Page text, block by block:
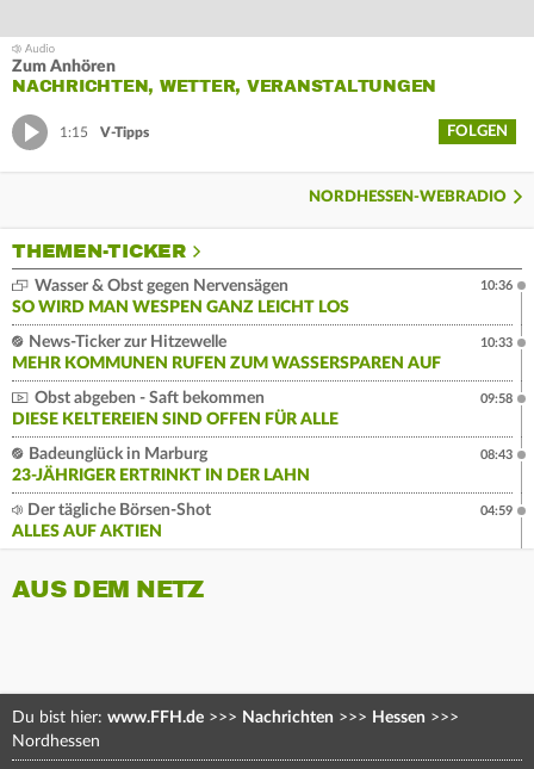
Zum Anhören
NACHRICHTEN, WETTER, VERANSTALTUNGEN
1:15 V-Tipps FOLGEN
NORDHESSEN-WEBRADIO
THEMEN-TICKER
Wasser & Obst gegen Nervensägen
SO WIRD MAN WESPEN GANZ LEICHT LOS
10:36
News-Ticker zur Hitzewelle
MEHR KOMMUNEN RUFEN ZUM WASSERSPAREN AUF
10:33
Obst abgeben - Saft bekommen
DIESE KELTEREIEN SIND OFFEN FÜR ALLE
09:58
Badeunglück in Marburg
23-JÄHRIGER ERTRINKT IN DER LAHN
08:43
Der tägliche Börsen-Shot
ALLES AUF AKTIEN
04:59
AUS DEM NETZ
Du bist hier: www.FFH.de >>> Nachrichten >>> Hessen >>>
Nordhessen